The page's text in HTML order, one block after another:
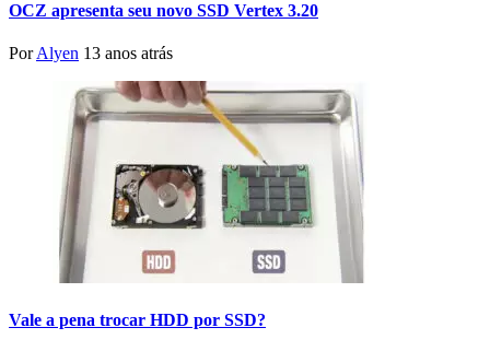
OCZ apresenta seu novo SSD Vertex 3.20
PorAlyen 13 anos atrás
Vale a pena trocar HDD por SSD?